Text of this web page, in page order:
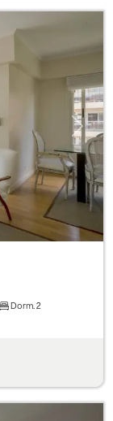
Next
Dorm. 2